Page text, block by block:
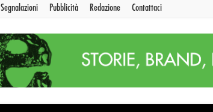
Segnalazioni Pubblicità Redazione Contattaci